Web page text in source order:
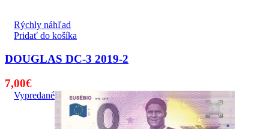
Rýchly náhľad
Pridať do košíka
DOUGLAS DC-3 2019-2
7,00€
Vypredané